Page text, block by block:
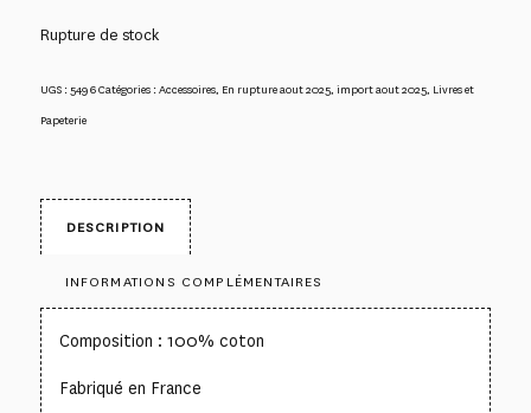
Rupture de stock
UGS : 5496Catégories :Accessoires, En rupture aout 2025, import aout 2025, Livres et
Papeterie
DESCRIPTION
INFORMATIONS COMPLÉMENTAIRES
Composition : 100% coton
Fabriqué en France